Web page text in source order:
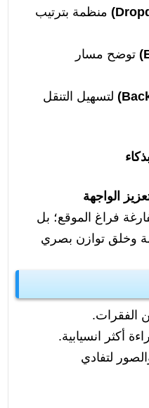
منظمة بترتيب
توضح مسار
لتسهيل التنقل
الواجهة
فراغ الموقع؛ بل
وخلق توازن بصري
الفقرات.
أكثر انسيابية.
لتفادي